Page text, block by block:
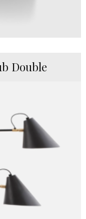
Double